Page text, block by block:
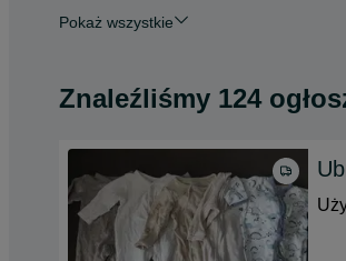
Pokaż wszystkie
Znaleźliśmy 124